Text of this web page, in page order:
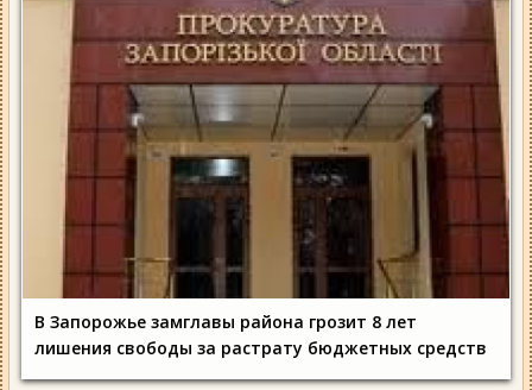
В Запорожье замглавы района грозит 8 лет
лишения свободы за растрату бюджетных средств